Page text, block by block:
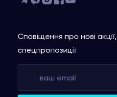
Сповіщення про нові
спецпропозиції